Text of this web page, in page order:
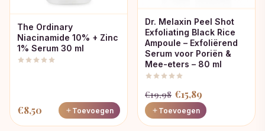
The Ordinary
Niacinamide 10% + Zinc
1% Serum 30 ml
€8,50 Toevoegen
Dr. Melaxin Peel Shot
Exfoliating Black Rice
Ampoule – Exfoliërend
Serum voor Poriën &
Mee-eters – 80 ml
€19,98 Oorspronkelijke
prijs
was:
€15,89
prijs
is:
Toevoegen